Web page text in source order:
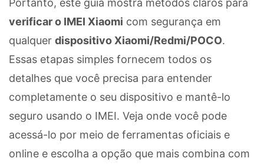
verificar o IMEI Xiaomi com segurança em
qualquer dispositivo Xiaomi/Redmi/POCO.
Essas etapas simples fornecem todos os
detalhes que você precisa para entender
completamente o seu dispositivo e mantê-lo
seguro usando o IMEI. Veja onde você pode
acessá-lo por meio de ferramentas oficiais e
online e escolha a opção que mais combina com